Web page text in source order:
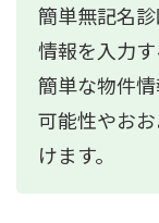
簡単無記名
情報を入力す
簡単な物件
可能性やお
けます。